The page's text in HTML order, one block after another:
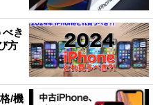
べき
方
/機